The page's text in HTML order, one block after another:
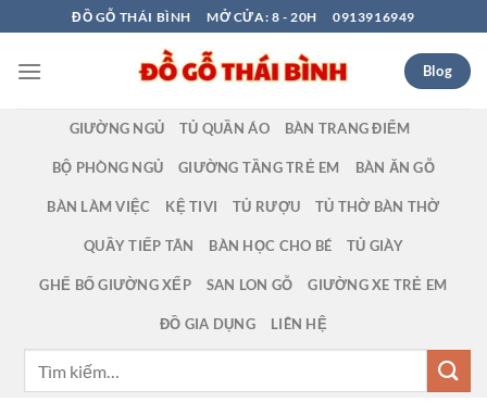
qua
nội
ĐỒ GỖ THÁI BÌNH MỞ CỬA: 8 - 20H 0913916949
Blog
GIƯỜNG NGỦ TỦ QUẦN ÁO BÀN TRANG ĐIỂM
BỘ PHÒNG NGỦ GIƯỜNG TẦNG TRẺ EM BÀN ĂN GỖ
BÀN LÀM VIỆC KỆ TIVI TỦ RƯỢU TỦ THỜ BÀN THỜ
QUẦY TIẾP TÂN BÀN HỌC CHO BÉ TỦ GIÀY
GHẾ BỐ GIƯỜNG XẾP SAN LON GỖ GIƯỜNG XE TRẺ EM
ĐỒ GIA DỤNG LIÊN HỆ